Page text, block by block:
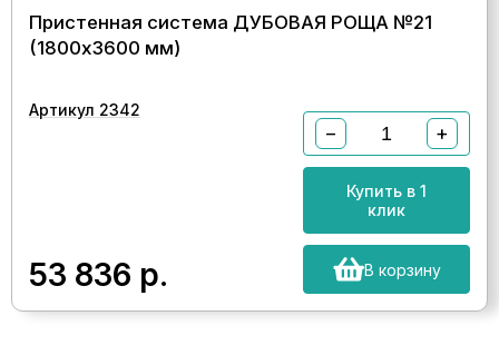
Пристенная система ДУБОВАЯ РОЩА №21
(1800х3600 мм)
Артикул 2342
53 836 р.
− +
Купить в 1
клик
В корзину